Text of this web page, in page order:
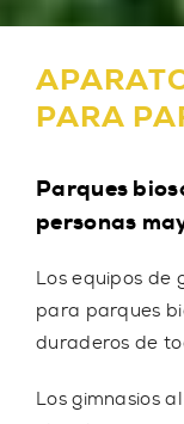
PARA
Parques
personas
Los equipos de
para parques
duraderos de
Los gimnasios